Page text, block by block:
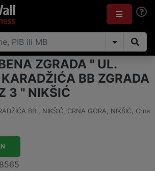
ZGRADA " UL.
BB ZGRADA
3 " NIKŠIĆ
BB , NIKŠIĆ, CRNA GORA, NIKŠIĆ, Crna